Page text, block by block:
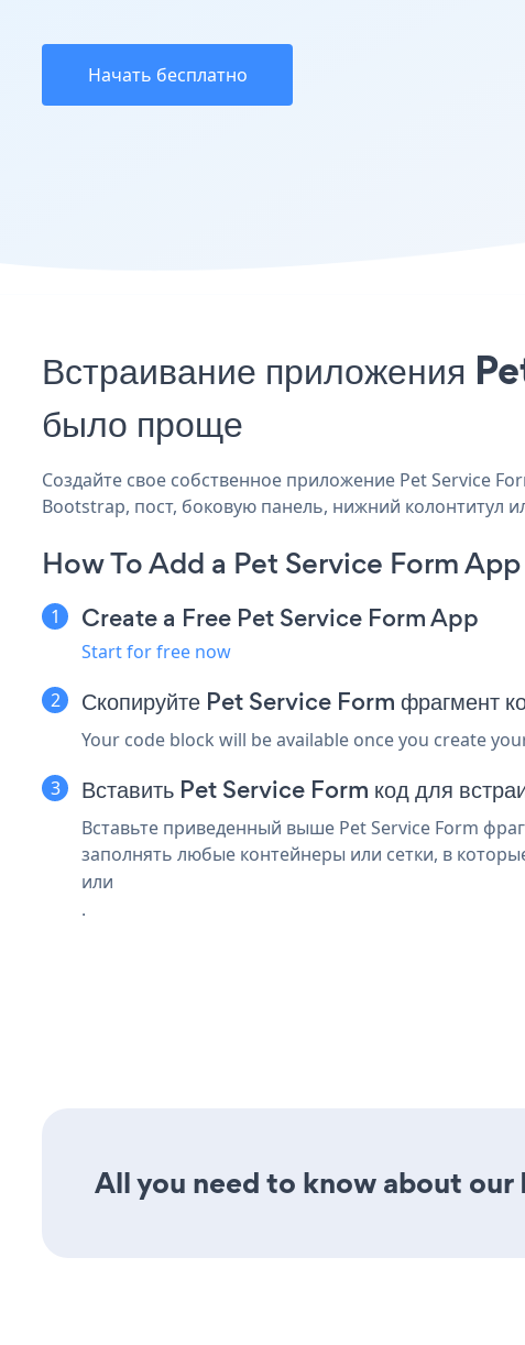
Начать бесплатно
Встраивание приложения
было проще
Создайте свое собственное приложение Pet Service
Bootstrap, пост, боковую панель, нижний колонтитул
How To Add a Pet Service Form
Create a Free Pet Service Form App
Start for free now
Скопируйте Pet Service Form фрагмент
Your code block will be available once you create
Вставить Pet Service Form код для
Вставьте приведенный выше Pet Service Form
заполнять любые контейнеры или сетки, в
или
.
All you need to know about our